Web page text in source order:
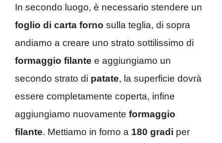
In secondo luogo, è necessario stendere un
foglio di carta forno sulla teglia, di sopra
andiamo a creare uno strato sottilissimo di
formaggio filante e aggiungiamo un
secondo strato di patate, la superficie dovrà
essere completamente coperta, infine
aggiungiamo nuovamente formaggio
filante. Mettiamo in forno a 180 gradi per